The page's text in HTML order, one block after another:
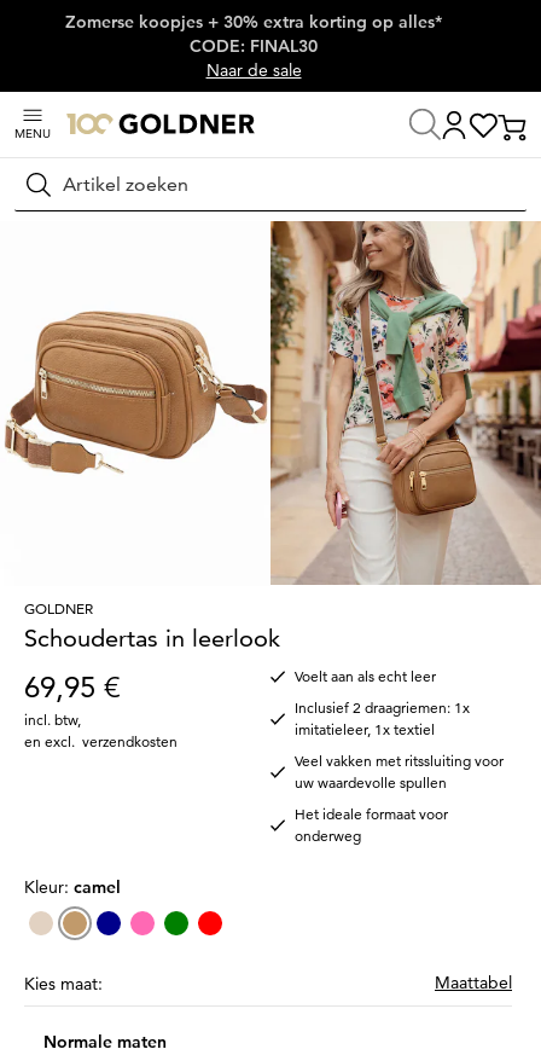
Skip naar hoofdinhoud
Zomerse koopjes + 30% extra korting op alles*
CODE: FINAL30
Naar de sale
MENU
Zoeken
Home Damesmode
GOLDNER
Schoudertas in leerlook
69,95 €
incl. btw,
en excl. verzendkosten
Voelt aan als echt leer
Inclusief 2 draagriemen: 1x
imitatieleer, 1x textiel
Veel vakken met ritssluiting voor
uw waardevolle spullen
Het ideale formaat voor
onderweg
Kleur: camel
Kies maat: Maattabel
Normale maten